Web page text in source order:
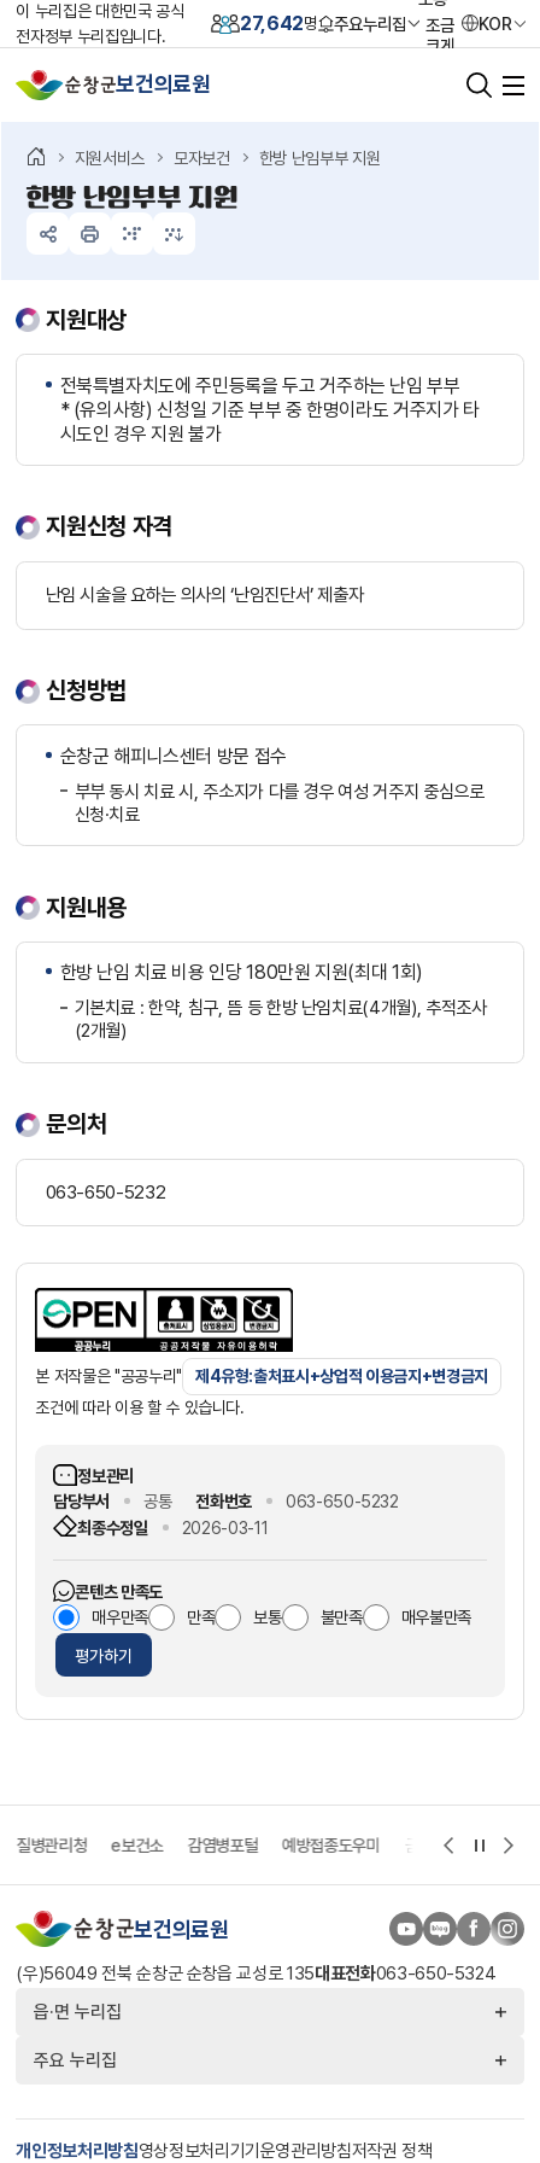
이 누리집은 대한민국 공식
전자정부 누리집입니다.
27,642명 주요누리집
조금
크게
KOR
보건의료원
지원서비스 모자보건 한방 난임부부 지원
한방 난임부부 지원
지원대상
전북특별자치도에 주민등록을 두고 거주하는 난임 부부
* (유의사항) 신청일 기준 부부 중 한명이라도 거주지가 타
시도인 경우 지원 불가
지원신청 자격
난임 시술을 요하는 의사의 ‘난임진단서’ 제출자
신청방법
순창군 해피니스센터 방문 접수
부부 동시 치료 시, 주소지가 다를 경우 여성 거주지 중심으로
신청·치료
지원내용
한방 난임 치료 비용 인당 180만원 지원(최대 1회)
기본치료 : 한약, 침구, 뜸 등 한방 난임치료(4개월), 추적조사
(2개월)
문의처
063-650-5232
본 저작물은 "공공누리"
제4유형:출처표시+상업적 이용금지+변경금지
조건에 따라 이용 할 수 있습니다.
정보관리
담당부서
공통 전화번호
063-650-5232
최종수정일
2026-03-11
콘텐츠 만족도
매우만족
만족 보통 불만족 매우불만족
평가하기
관리청 e보건소 감염병포털 예방접종도우미 금연두드림 희귀질환
보건의료원
(우)56049 전북 순창군 순창읍 교성로 135대표전화063-650-5324
읍·면 누리집
주요 누리집
개인정보처리방침영상정보처리기기운영관리방침저작권 정책